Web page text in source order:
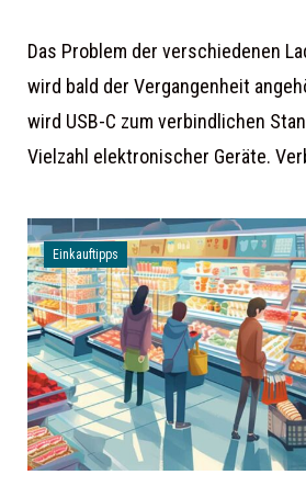
Das Problem der verschiedenen
wird bald der Vergangenheit
wird USB-C zum verbindlichen
Vielzahl elektronischer Geräte.
Einkauftipps